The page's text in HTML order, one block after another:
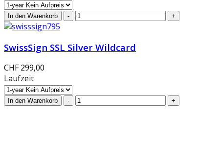
SwissSign SSL Silver Wildcard
CHF 299,00
Laufzeit